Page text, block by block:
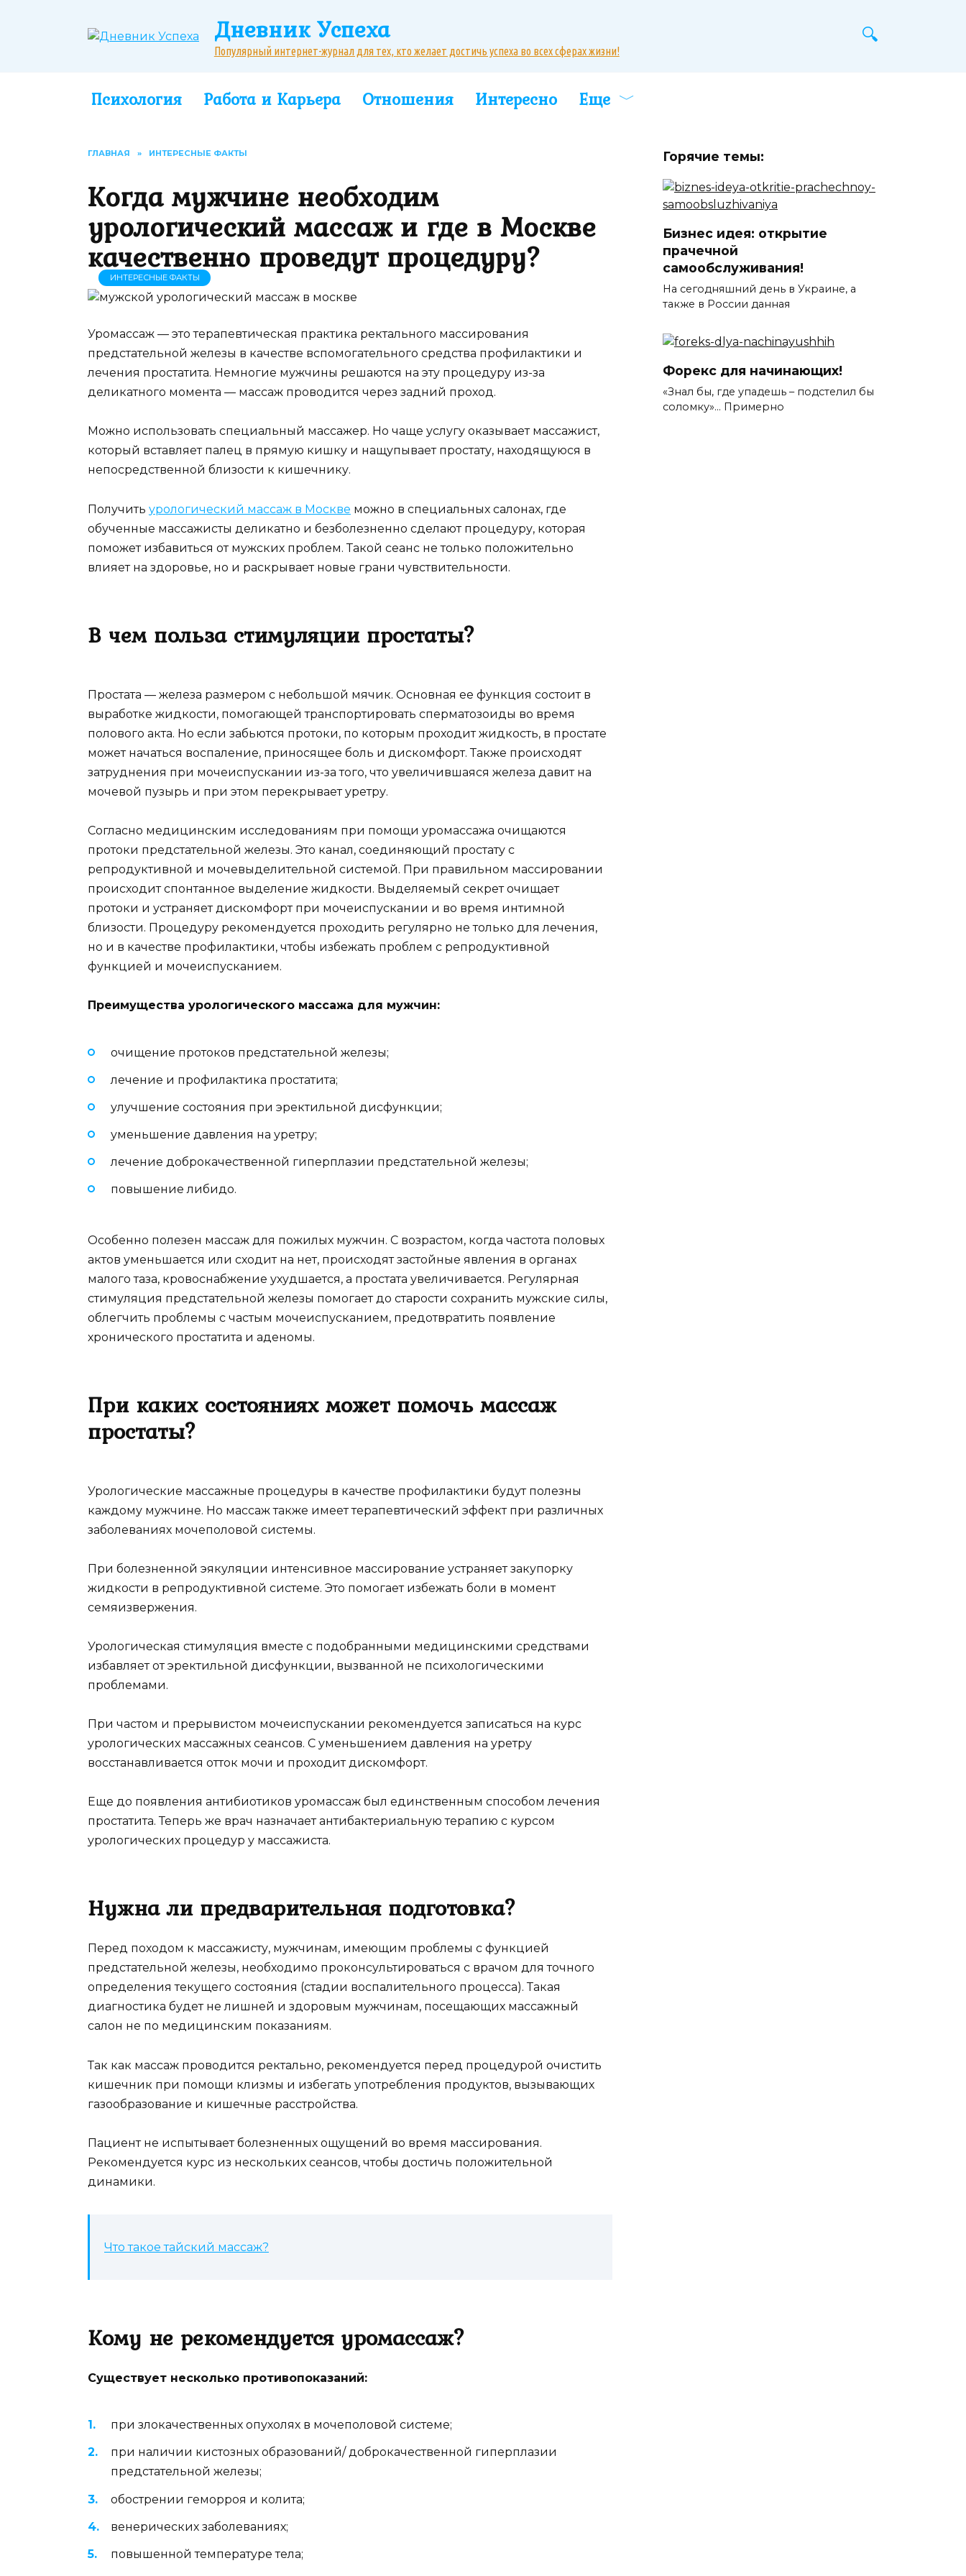
Дневник Успеха
Популярный интернет-журнал для тех, кто желает достичь успеха во всех сферах жизни!
Психология Работа и Карьера Отношения Интересно Еще
ГЛАВНАЯ » ИНТЕРЕСНЫЕ ФАКТЫ
Когда мужчине необходим
урологический массаж и где в Москве
качественно проведут процедуру?
ИНТЕРЕСНЫЕ ФАКТЫ
Уромассаж — это терапевтическая практика ректального массирования
предстательной железы в качестве вспомогательного средства профилактики и
лечения простатита. Немногие мужчины решаются на эту процедуру из-за
деликатного момента — массаж проводится через задний проход.
Можно использовать специальный массажер. Но чаще услугу оказывает массажист,
который вставляет палец в прямую кишку и нащупывает простату, находящуюся в
непосредственной близости к кишечнику.
Получить урологический массаж в Москве можно в специальных салонах, где
обученные массажисты деликатно и безболезненно сделают процедуру, которая
поможет избавиться от мужских проблем. Такой сеанс не только положительно
влияет на здоровье, но и раскрывает новые грани чувствительности.
В чем польза стимуляции простаты?
Простата — железа размером с небольшой мячик. Основная ее функция состоит в
выработке жидкости, помогающей транспортировать сперматозоиды во время
полового акта. Но если забьются протоки, по которым проходит жидкость, в простате
может начаться воспаление, приносящее боль и дискомфорт. Также происходят
затруднения при мочеиспускании из-за того, что увеличившаяся железа давит на
мочевой пузырь и при этом перекрывает уретру.
Согласно медицинским исследованиям при помощи уромассажа очищаются
протоки предстательной железы. Это канал, соединяющий простату с
репродуктивной и мочевыделительной системой. При правильном массировании
происходит спонтанное выделение жидкости. Выделяемый секрет очищает
протоки и устраняет дискомфорт при мочеиспускании и во время интимной
близости. Процедуру рекомендуется проходить регулярно не только для лечения,
но и в качестве профилактики, чтобы избежать проблем с репродуктивной
функцией и мочеиспусканием.
Преимущества урологического массажа для мужчин:
очищение протоков предстательной железы;
лечение и профилактика простатита;
улучшение состояния при эректильной дисфункции;
уменьшение давления на уретру;
лечение доброкачественной гиперплазии предстательной железы;
повышение либидо.
Особенно полезен массаж для пожилых мужчин. С возрастом, когда частота половых
актов уменьшается или сходит на нет, происходят застойные явления в органах
малого таза, кровоснабжение ухудшается, а простата увеличивается. Регулярная
стимуляция предстательной железы помогает до старости сохранить мужские силы,
облегчить проблемы с частым мочеиспусканием, предотвратить появление
хронического простатита и аденомы.
При каких состояниях может помочь массаж
простаты?
Урологические массажные процедуры в качестве профилактики будут полезны
каждому мужчине. Но массаж также имеет терапевтический эффект при различных
заболеваниях мочеполовой системы.
При болезненной эякуляции интенсивное массирование устраняет закупорку
жидкости в репродуктивной системе. Это помогает избежать боли в момент
семяизвержения.
Урологическая стимуляция вместе с подобранными медицинскими средствами
избавляет от эректильной дисфункции, вызванной не психологическими
проблемами.
При частом и прерывистом мочеиспускании рекомендуется записаться на курс
урологических массажных сеансов. С уменьшением давления на уретру
восстанавливается отток мочи и проходит дискомфорт.
Еще до появления антибиотиков уромассаж был единственным способом лечения
простатита. Теперь же врач назначает антибактериальную терапию с курсом
урологических процедур у массажиста.
Нужна ли предварительная подготовка?
Перед походом к массажисту, мужчинам, имеющим проблемы с функцией
предстательной железы, необходимо проконсультироваться с врачом для точного
определения текущего состояния (стадии воспалительного процесса). Такая
диагностика будет не лишней и здоровым мужчинам, посещающих массажный
салон не по медицинским показаниям.
Так как массаж проводится ректально, рекомендуется перед процедурой очистить
кишечник при помощи клизмы и избегать употребления продуктов, вызывающих
газообразование и кишечные расстройства.
Пациент не испытывает болезненных ощущений во время массирования.
Рекомендуется курс из нескольких сеансов, чтобы достичь положительной
динамики.
Что такое тайский массаж?
Кому не рекомендуется уромассаж?
Существует несколько противопоказаний:
при злокачественных опухолях в мочеполовой системе;
при наличии кистозных образований/ доброкачественной гиперплазии
предстательной железы;
обострении геморроя и колита;
венерических заболеваниях;
повышенной температуре тела;
Горячие темы:
Бизнес идея: открытие
прачечной
самообслуживания!
На сегодняшний день в Украине, а
также в России данная
Форекс для начинающих!
«Знал бы, где упадешь – подстелил бы
соломку»… Примерно